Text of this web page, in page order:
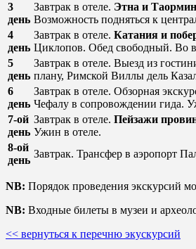
3
день
Завтрак в отеле. Этна и
Возможность подняться к
4
день
Завтрак в отеле. Катания и
Циклопов. Обед свободный. Во
5
день
Завтрак в отеле. Выезд из
плану, Римской Виллы дель
6
день
Завтрак в отеле. Обзорная
Чефалу в сопровождении гида.
7-ой
день
Завтрак в отеле. Пейзажи
Ужин в отеле.
8-ой
день
Завтрак. Трансфер в аэропорт
NB: Порядок проведения экскурсий
NB: Входные билеты в музеи и
<< вернуться к перечню экускурсий